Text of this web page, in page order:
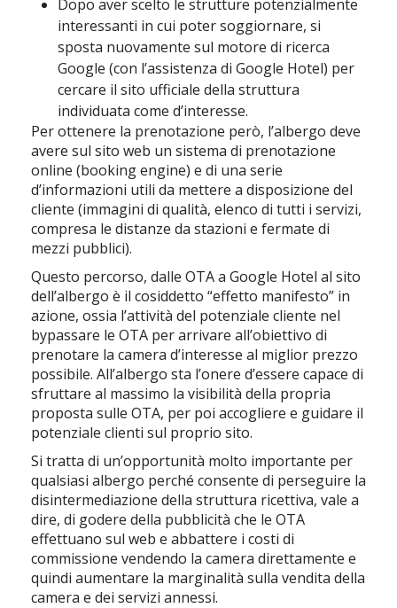
Dopo aver scelto le strutture potenzialmente
interessanti in cui poter soggiornare, si
sposta nuovamente sul motore di ricerca
Google (con l’assistenza di Google Hotel) per
cercare il sito ufficiale della struttura
individuata come d’interesse.
Per ottenere la prenotazione però, l’albergo deve
avere sul sito web un sistema di prenotazione
online (booking engine) e di una serie
d’informazioni utili da mettere a disposizione del
cliente (immagini di qualità, elenco di tutti i servizi,
compresa le distanze da stazioni e fermate di
mezzi pubblici).
Questo percorso, dalle OTA a Google Hotel al sito
dell’albergo è il cosiddetto “effetto manifesto” in
azione, ossia l’attività del potenziale cliente nel
bypassare le OTA per arrivare all’obiettivo di
prenotare la camera d’interesse al miglior prezzo
possibile. All’albergo sta l’onere d’essere capace di
sfruttare al massimo la visibilità della propria
proposta sulle OTA, per poi accogliere e guidare il
potenziale clienti sul proprio sito.
Si tratta di un’opportunità molto importante per
qualsiasi albergo perché consente di perseguire la
disintermediazione della struttura ricettiva, vale a
dire, di godere della pubblicità che le OTA
effettuano sul web e abbattere i costi di
commissione vendendo la camera direttamente e
quindi aumentare la marginalità sulla vendita della
camera e dei servizi annessi.